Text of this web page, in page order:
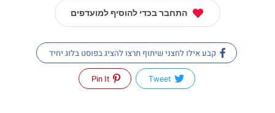
התחבר בכדי להוסיף למועדפים
קבע אילו לחצני שיתוף תרצו להציג בפוסט בלוג יחיד
Tweet
Pin It